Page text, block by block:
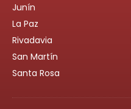
Junín
La Paz
Rivadavia
San Martín
Santa Rosa